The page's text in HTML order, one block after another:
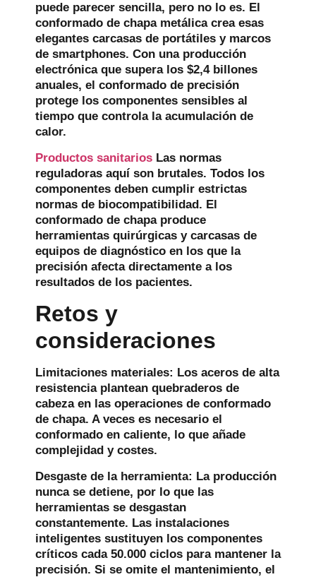
puede parecer sencilla, pero no lo es. El
conformado de chapa metálica crea esas
elegantes carcasas de portátiles y marcos
de smartphones. Con una producción
electrónica que supera los $2,4 billones
anuales, el conformado de precisión
protege los componentes sensibles al
tiempo que controla la acumulación de
calor.
Productos sanitarios Las normas
reguladoras aquí son brutales. Todos los
componentes deben cumplir estrictas
normas de biocompatibilidad. El
conformado de chapa produce
herramientas quirúrgicas y carcasas de
equipos de diagnóstico en los que la
precisión afecta directamente a los
resultados de los pacientes.
Retos y
consideraciones
Limitaciones materiales: Los aceros de alta
resistencia plantean quebraderos de
cabeza en las operaciones de conformado
de chapa. A veces es necesario el
conformado en caliente, lo que añade
complejidad y costes.
Desgaste de la herramienta: La producción
nunca se detiene, por lo que las
herramientas se desgastan
constantemente. Las instalaciones
inteligentes sustituyen los componentes
críticos cada 50.000 ciclos para mantener la
precisión. Si se omite el mantenimiento, el